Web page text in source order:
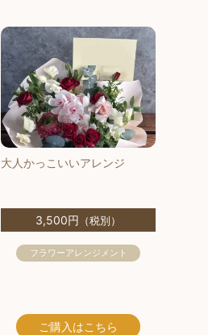
大人かっこいいアレンジ
3,500円 （税別）
フラワーアレンジメント
ご購入 はこちら